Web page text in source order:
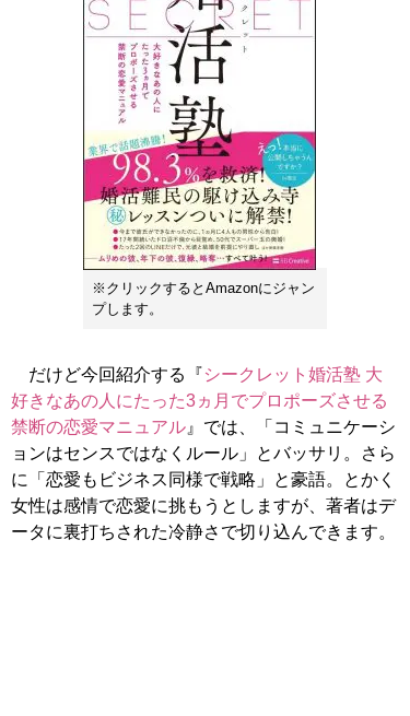
※クリックするとAmazonにジャン
プします。
だけど今回紹介する『シークレット婚活塾 大
好きなあの人にたった3ヵ月でプロポーズさせる
禁断の恋愛マニュアル 』では、「コミュニケーシ
ョンはセンスではなくルール」とバッサリ。さら
に「恋愛もビジネス同様で戦略」と豪語。とかく
女性は感情で恋愛に挑もうとしますが、著者はデ
ータに裏打ちされた冷静さで切り込んできます。